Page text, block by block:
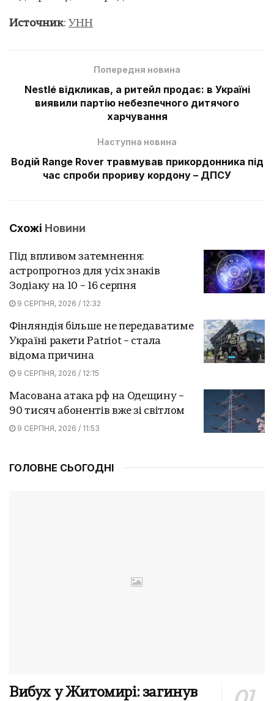
Источник: УНН
Попередня новина
Nestlé відкликав, а ритейл продає: в Україні
виявили партію небезпечного дитячого
харчування
Наступна новина
Водій Range Rover травмував прикордонника під
час спроби прориву кордону – ДПСУ
Схожі Новини
Під впливом затемнення:
астропрогноз для усіх знаків
Зодіаку на 10 – 16 серпня
9 СЕРПНЯ, 2026 / 12:32
Фінляндія більше не передаватиме
Україні ракети Patriot – стала
відома причина
9 СЕРПНЯ, 2026 / 12:15
Масована атака рф на Одещину –
90 тисяч абонентів вже зі світлом
9 СЕРПНЯ, 2026 / 11:53
ГОЛОВНЕ СЬОГОДНІ
Вибух у Житомирі: загинув